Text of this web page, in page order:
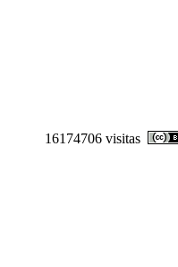
16174706 visitas